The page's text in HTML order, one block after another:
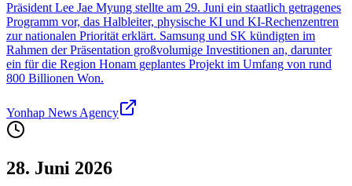
Präsident Lee Jae Myung stellte am 29. Juni ein staatlich getragenes
Programm vor, das Halbleiter, physische KI und KI-Rechenzentren
zur nationalen Priorität erklärt. Samsung und SK kündigten im
Rahmen der Präsentation großvolumige Investitionen an, darunter
ein für die Region Honam geplantes Projekt im Umfang von rund
800 Billionen Won.
Yonhap News Agency
28. Juni 2026